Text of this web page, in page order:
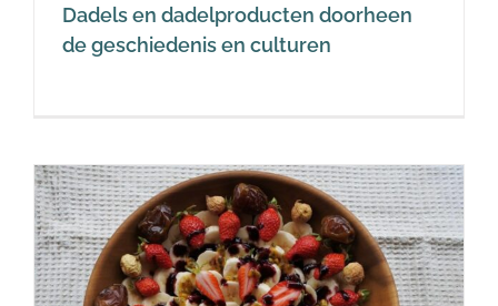
Dadels en dadelproducten doorheen
de geschiedenis en culturen